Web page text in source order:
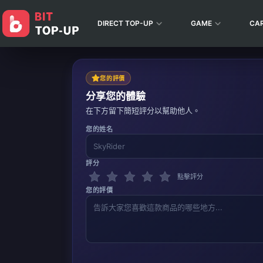
DIRECT TOP-UP GAME
您的評價
分享您的體驗
在下方留下簡短評分以幫助他人。
您的姓名
評分
點擊評分
您的評價